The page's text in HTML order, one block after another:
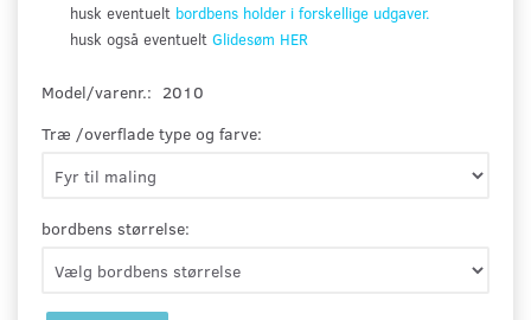
husk eventuelt bordbens holder i forskellige udgaver.
husk også eventuelt Glidesøm HER
Model/varenr.: 2010
Træ /overflade type og farve:
bordbens størrelse: